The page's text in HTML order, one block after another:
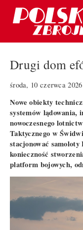
Drugi dom
środa, 10 czerwca 2026
Nowe obiekty
systemów
nowoczesnego
Taktycznego w
stacjonować
konieczność
platform bojowych,